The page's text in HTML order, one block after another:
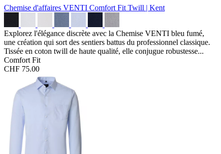
Chemise d'affaires VENTI Comfort Fit Twill | Kent
Explorez l'élégance discrète avec la Chemise VENTI bleu fumé,
une création qui sort des sentiers battus du professionnel classique.
Tissée en coton twill de haute qualité, elle conjugue robustesse...
Comfort Fit
CHF 75.00